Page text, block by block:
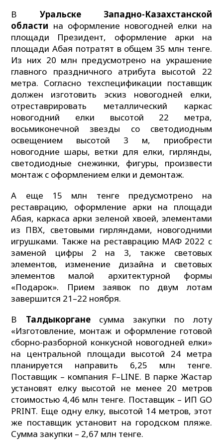
В Уральске Западно-Казахстанской
области на оформление новогодней елки на
площади Президент, оформление арки на
площади Абая потратят в общем 35 млн тенге.
Из них 20 млн предусмотрено на украшение
главного праздничного атрибута высотой 22
метра. Согласно техспецификации поставщик
должен изготовить эскиз новогодней елки,
отреставрировать металлический каркас
новогодний елки высотой 22 метра,
восьмиконечной звезды со светодиодным
освещением высотой 3 м, приобрести
новогодние шары, ветки для елки, гирлянды,
светодиодные снежинки, фигуры, произвести
монтаж с оформлением елки и демонтаж.
А еще 15 млн тенге предусмотрено на
реставрацию, оформление арки на площади
Абая, каркаса арки зеленой хвоей, элементами
из ПВХ, световыми гирляндами, новогодними
игрушками. Также на реставрацию МАФ 2022 с
заменой цифры 2 на 3, также световых
элементов, изменение дизайна и световых
элементов малой архитектурной формы
«Подарок». Прием заявок по двум лотам
завершится 21–22 ноября.
В Талдыкоргане сумма закупки по лоту
«Изготовление, монтаж и оформление готовой
сборно-разборной конкусной новогодней елки»
на центральной площади высотой 24 метра
планируется направить 6,25 млн тенге.
Поставщик – компания F–LINE. В парке Жастар
установят елку высотой не менее 20 метров
стоимостью 4,46 млн тенге. Поставщик – ИП GO
PRINT. Еще одну елку, высотой 14 метров, этот
же поставщик установит на городском пляже.
Сумма закупки – 2,67 млн тенге.